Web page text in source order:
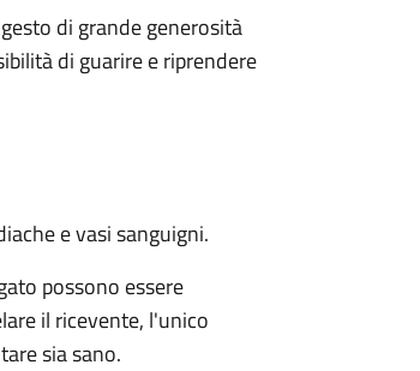
di grande generosità
di guarire e riprendere
e vasi sanguigni.
possono essere
il ricevente, l'unico
sia sano.